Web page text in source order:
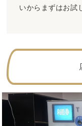
いからまずはお試